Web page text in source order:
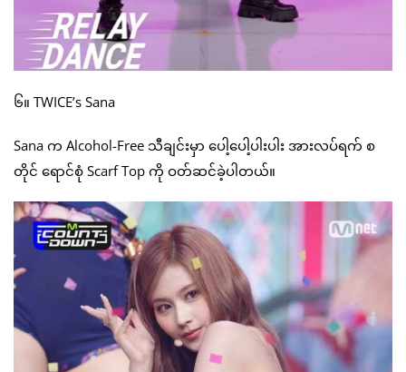
၆။ TWICE’s Sana
Sana က Alcohol-Free သီချင်းမှာ ပေါ့ပေါ့ပါးပါး အားလပ်ရက် စ
တိုင် ရောင်စုံ Scarf Top ကို ဝတ်ဆင်ခဲ့ပါတယ်။